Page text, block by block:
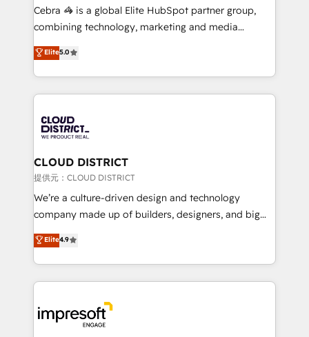
boost with a new HubSpot site Recognized leaders:
🏆 HubSpot Platform Migration Impact Award 🏆
Inbound Campaign of the Year 🏆 Gold AVA Digital
Award for Best Website 🌟 Accreditations: CRM
Cebra 🦓 is a global Elite HubSpot partner group,
combining technology, marketing and media
expertise across Latin America and Southern
Europe, with teams across 7 countries. Born in Chile,
we combine local insight with international reach to
help businesses grow through technology, creativity,
500+ HubSpot implementations, building end-to-
end solutions that integrate CRM, AI automation,
inbound and loop marketing, content, and digital
creativity. Our multicultural team works in Spanish,
Portuguese, and English to design scalable strategies
that drive measurable growth. 🌎 Highlights: • 10+
Platform Migration Excellence. • Top 3 Partner of the
Year LATAM 2022, 2023, 2024, 2025. • Partner of the
business with HubSpot? Let Cebra’s experts help
you grow faster, smarter, and with impact.
Elite5.0
CLOUD DISTRICT
提供元：CLOUD DISTRICT
We’re a culture-driven design and technology
company made up of builders, designers, and big
thinkers. We blend strategy, design, and
development—always fueled by curiosity—to turn
ideas, opportunities, and challenges into meaningful
experiences. To us, technology is more than just
and—most importantly—simple. That’s why we lean
into bold ideas and shape them into thoughtful
Elite4.9